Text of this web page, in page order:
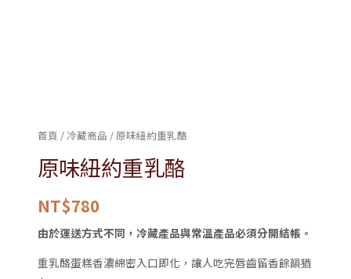
首頁 / 冷藏商品 / 原味紐約重乳酪
原味紐約重乳酪
NT$780
由於運送方式不同，冷藏產品與常溫產品必須分開結帳。
重乳酪蛋糕香濃綿密入口即化，讓人吃完唇齒留香餘韻猶
重
酪
量